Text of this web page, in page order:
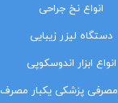
انواع نخ جراحی
دستگاه لیزر زیبایی
انواع ابزار اندوسکوپی
مصرفی پزشکی یکبار مصرف